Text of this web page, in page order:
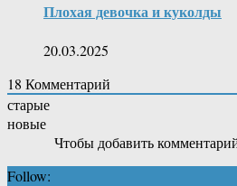
Плохая девочка и куколды
20.03.2025
18 Комментарий
старые
новые
Чтобы добавить
Follow: